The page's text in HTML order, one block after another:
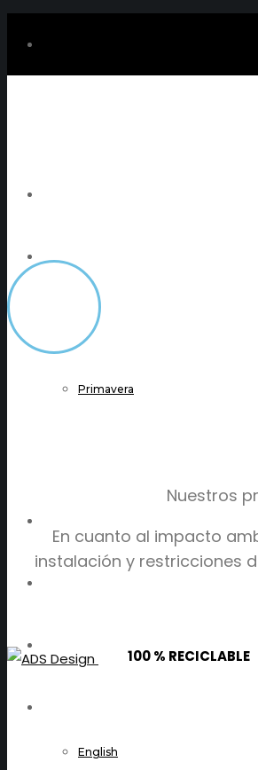
NUESTROS VALORES
GALERÍA
Primavera
English
Nuestros
En cuanto al impacto
instalación y restricciones
100 % RECICLABLE